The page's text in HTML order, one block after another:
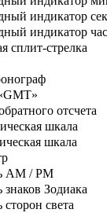
индикатор
индикатор
сплит-стрелка
отсчета
шкала
шкала
AM / PM
знаков Зодиака
сторон света